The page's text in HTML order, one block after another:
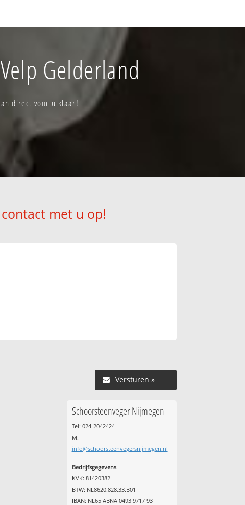
Gelderland
direct voor u klaar!
met u op!
Versturen »
Schoorsteenveger Nijmegen
Tel: 024-2042424
M:
info@schoorsteenvegersnijmegen.nl
Bedrijfsgegevens
KVK: 81420382
BTW: NL8620.828.33.B01
IBAN: NL65 ABNA 0493 9717 93